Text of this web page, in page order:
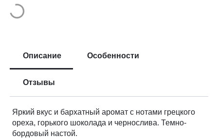
Описание Особенности
Отзывы
Яркий вкус и бархатный аромат с нотами грецкого
ореха, горького шоколада и чернослива. Темно-
бордовый настой.